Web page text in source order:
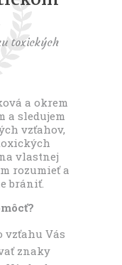
toxických
a okrem
a sledujem
vzťahov,
vlastnej
rozumieť a
brániť.
vzťahu Vás
znaky